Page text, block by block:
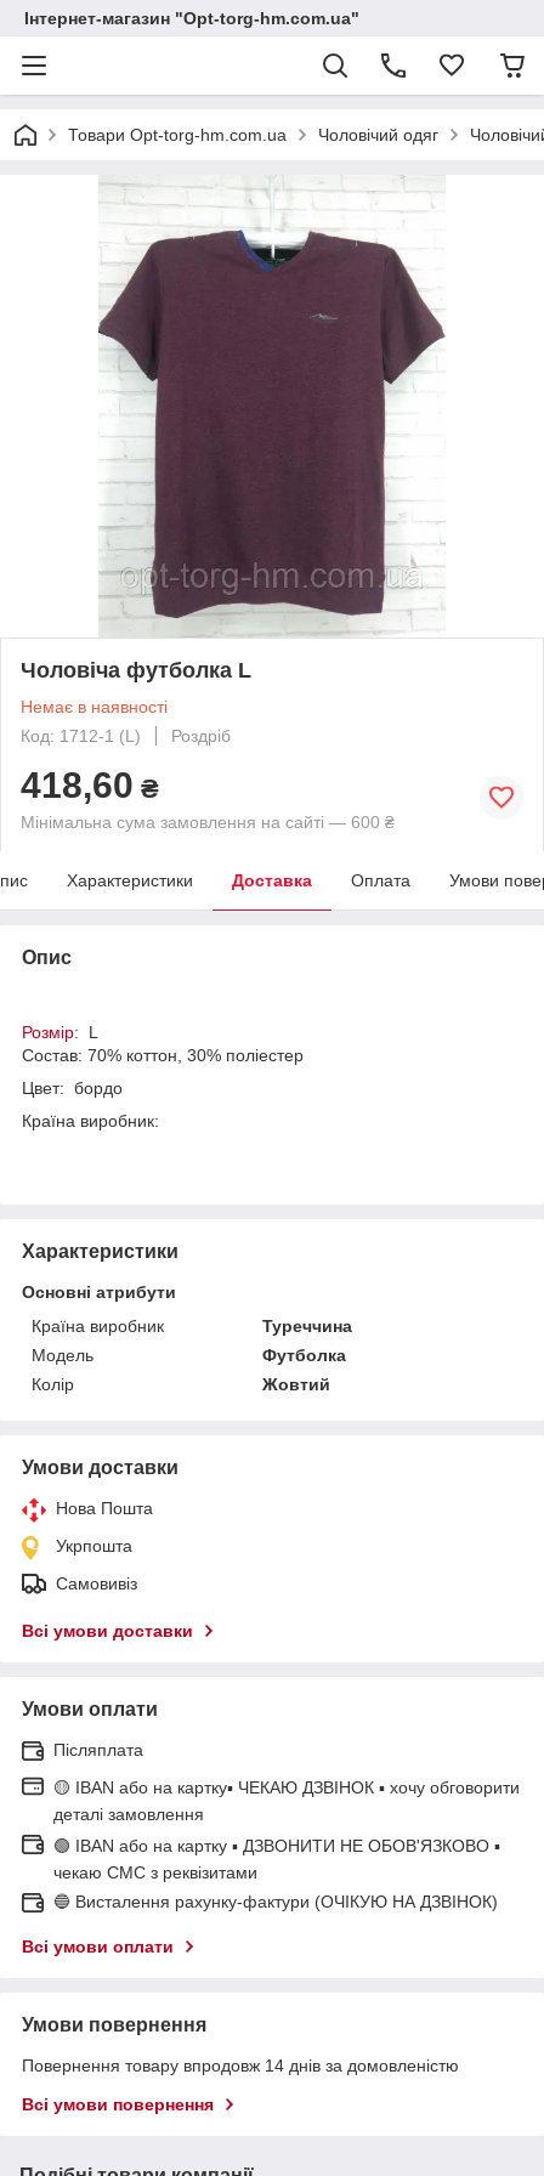
Інтернет-магазин "Opt-torg-hm.com.ua"
Товари Opt-torg-hm.com.ua Чоловічий одяг
Чоловіча футболка L
Немає в наявності
Код: 1712-1 (L)
Роздріб
418,60 ₴
Мінімальна сума замовлення на сайті — 600 ₴
Характеристики Доставка Оплата Умови
Опис
Розмір: L
Состав: 70% коттон, 30% поліестер
Цвет: бордо
Країна виробник:
Характеристики
Основні атрибути
Країна виробник
Туреччина
Модель
Футболка
Колір
Жовтий
Умови доставки
Нова Пошта
Укрпошта
Самовивіз
Всі умови доставки
Умови оплати
Післяплата
🟡 IBAN або на картку▪ ЧЕКАЮ ДЗВІНОК ▪ хочу обговорити
деталі замовлення
🟢 IBAN або на картку ▪ ДЗВОНИТИ НЕ ОБОВ'ЯЗКОВО ▪
чекаю СМС з реквізитами
🔵 Висталення рахунку-фактури (ОЧІКУЮ НА ДЗВІНОК)
Всі умови оплати
Умови повернення
Повернення товару впродовж 14 днів за домовленістю
Всі умови повернення